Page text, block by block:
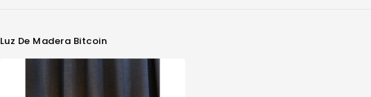
Luz De Madera Bitcoin